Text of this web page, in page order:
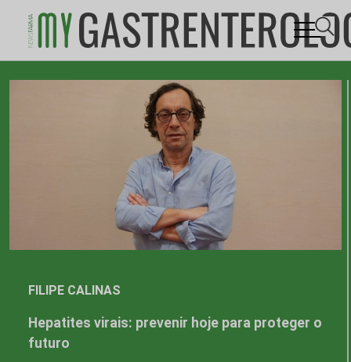
FILIPE CALINAS
Hepatites virais: prevenir hoje para proteger o
futuro